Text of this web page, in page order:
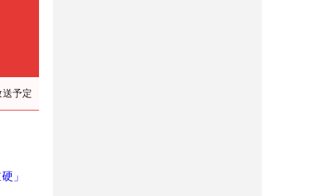
予定
」